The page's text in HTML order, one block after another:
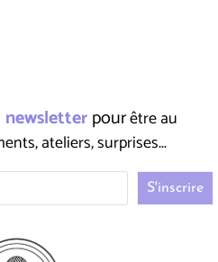
newsletterpourêtre au
ateliers, surprises...